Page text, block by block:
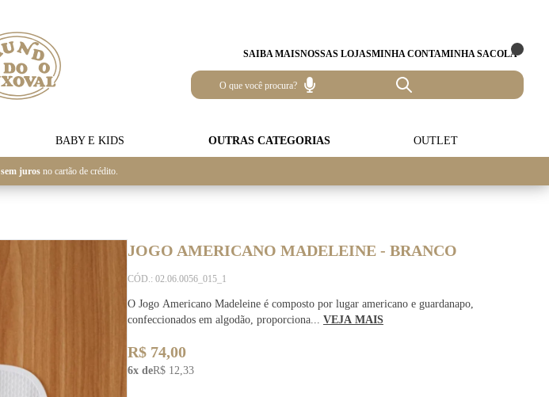
SAIBA MAISNOSSAS LOJASMINHA CONTAMINHA SACOLA
BABY E KIDS OUTRAS CATEGORIAS OUTLET
sem juros no cartão de crédito.
JOGO AMERICANO MADELEINE - BRANCO
CÓD.: 02.06.0056_015_1
O Jogo Americano Madeleine é composto por lugar americano e guardanapo,
confeccionados em algodão, proporciona... VEJA MAIS
R$ 74,00
6x deR$ 12,33